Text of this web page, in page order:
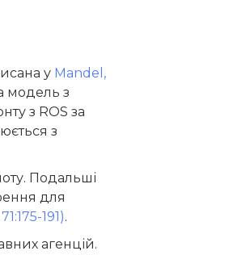
у Mandel,
модель з
з ROS за
з
Подальші
для
191).
агенцій.